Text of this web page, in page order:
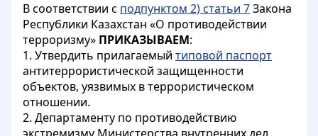
В соответствии с подпунктом 2) статьи 7Закона
Республики Казахстан «О противодействии
терроризму» ПРИКАЗЫВАЕМ:
1. Утвердить прилагаемый типовой паспорт
антитеррористической защищенности
объектов, уязвимых в террористическом
отношении.
2. Департаменту по противодействию